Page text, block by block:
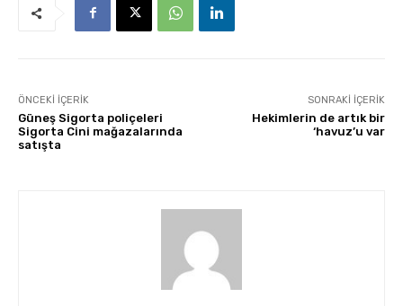
ÖNCEKI İÇERIK
Güneş Sigorta poliçeleri
Sigorta Cini mağazalarında
satışta
SONRAKI İÇERIK
Hekimlerin de artık bir
‘havuz’u var